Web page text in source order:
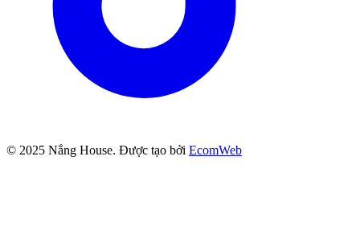
© 2025 Nắng House. Được tạo bởi EcomWeb